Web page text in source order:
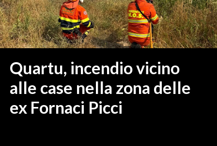
NUORO E PROVINCIA
OGLIASTRA
AGENDA
ITALIA
MONDO
POLITICA
Quartu, incendio vicino
alle case nella zona delle
ex Fornaci Picci